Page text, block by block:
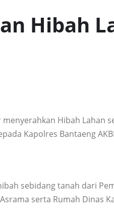
Hibah
menyerahkan Hibah Lahan
Kapolres Bantaeng
sebidang tanah dari
serta Rumah Dinas